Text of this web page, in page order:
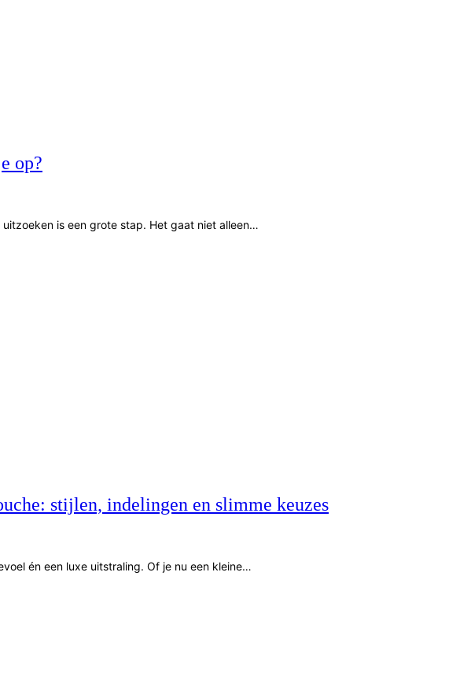
op?
is een grote stap. Het gaat niet alleen…
stijlen, indelingen en slimme keuzes
én een luxe uitstraling. Of je nu een kleine…